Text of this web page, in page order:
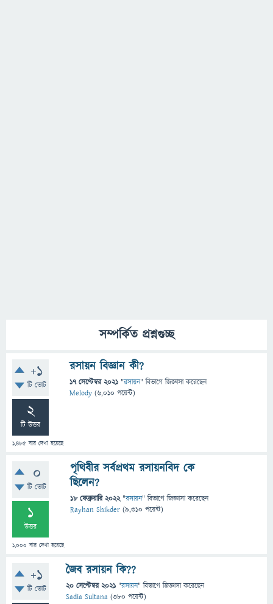
সম্পর্কিত প্রশ্নগুচ্ছ
+1
টি ভোট
2
টি উত্তর
1,485 বার দেখা হয়েছে
রসায়ন বিজ্ঞান কী?
17 সেপ্টেম্বর 2021 "রসায়ন" বিভাগে জিজ্ঞাসাকরেছেন
Melody (6,010 পয়েন্ট)
0
টি ভোট
1
উত্তর
1,000 বার দেখা হয়েছে
পৃথিবীর সর্বপ্রথম রসায়নবিদ কে
ছিলেন?
18 ফেব্রুয়ারি 2022 "রসায়ন" বিভাগে জিজ্ঞাসাকরেছেন
Rayhan Shikder (9,310 পয়েন্ট)
+1
টি ভোট
জৈব রসায়ন কি??
20 সেপ্টেম্বর 2021 "রসায়ন" বিভাগে জিজ্ঞাসাকরেছেন
Sadia Sultana (380 পয়েন্ট)